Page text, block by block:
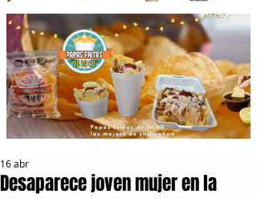
Desaparece joven mujer en la
16 abr